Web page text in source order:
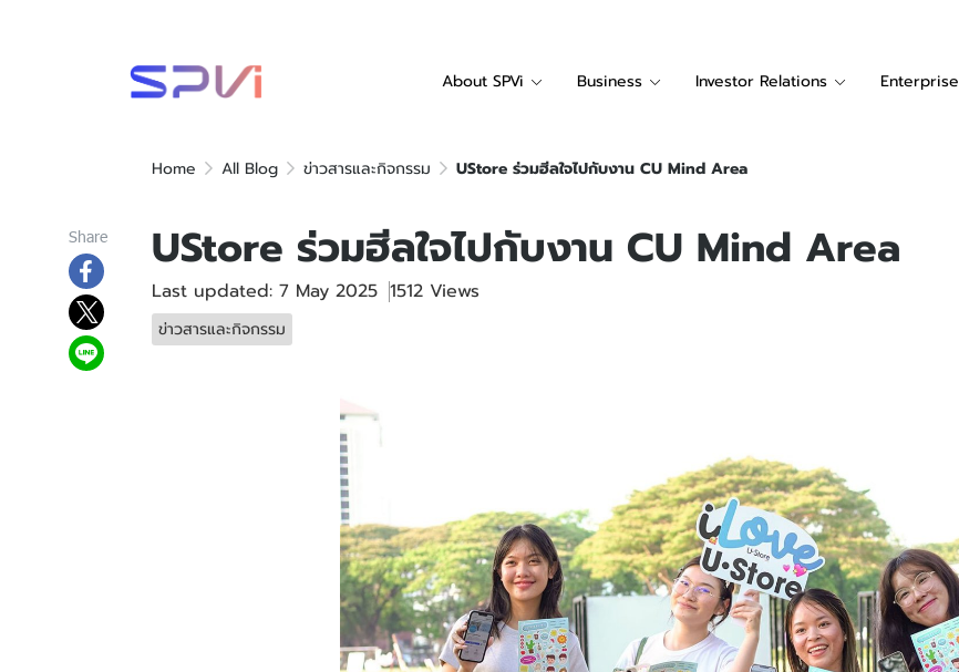
About SPVi Business Investor Relations Enterprise
Home All Blog ข่าวสารและกิจกรรม UStore ร่วมฮีลใจไปกับงาน CU Mind Area
Share UStore ร่วมฮีลใจไปกับงาน CU Mind Area
Last updated: 7 May 2025 1512 Views
ข่าวสารและกิจกรรม